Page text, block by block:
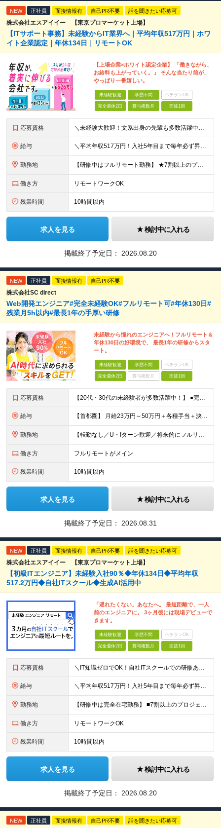
NEW 正社員 面接情報有 自己PR不要 話を聞きたい応募可
株式会社エスアイイー 【東京プロマーケット上場】
【ITサポート事務】未経験からIT業界へ｜平均年収517万円｜ホワ
イト企業認定｜年休134日｜リモートOK
【上場企業×ホワイト認定企業】 「働きながら、
お給料も上がっていく。」 そんな当たり前が、
やっぱり一番嬉しい。
未経験歓迎 学歴不問 ベテランOK
完全週休2日 賞与複数月 面接1回
応募資格 ＼未経験大歓迎！文系出身の先輩も多数活躍中／ ◆PCスキルに自信のない方も歓迎 ◆完全未経験OK ◆社会人デビューもOK ◆学歴不問 「働きながら少しずつ専門スキルを身につけたい」という意欲重視の採
給与 ＼平均年収517万円！入社5年目まで毎年必ず昇給／ ■賞与年3回 ■年収800万円以上も可 ■入社3年以上の平均年収469.2万円 月給23万2000円以上＋賞与年3回＋各種手当 ☆入社5年目まで最
勤務地 【研修中はフルリモート勤務】 ★7割以上のプロジェクトでリモートワークを導入 ★一都三県のプロジェクト先 ★転居を伴う転勤なし ＜プロジェクト先＞ 東京・神奈川・千葉・埼玉でのプロジェクト先にて勤務
働き方 リモートワークOK
残業時間 10時間以内
求人を見る 検討中に入れる
掲載終了予定日： 2026.08.20
NEW 正社員 面接情報有 自己PR不要
株式会社SC direct
Web開発エンジニア#完全未経験OK#フルリモート可#年休130日#
残業月5h以内#最長1年の手厚い研修
未経験から憧れのエンジニアへ！フルリモート＆
年休130日の好環境で、 最長1年の研修からスタ
ート。
未経験歓迎 学歴不問 ベテランOK
完全週休2日 賞与複数月 面接1回
応募資格 【20代・30代の未経験者が多数活躍中！】 ●完全未経験、第二新卒、既卒、フリーターの方大歓迎！ ●学歴・職歴・転職回数・ブランク一切不問 ※34歳までの方（若年層の長期キャリア形成を図るため） ★
給与 【首都圏】 月給23万円～50万円＋各種手当＋決算賞与 【大阪】 月給22万円～50万円＋各種手当＋決算賞与 【愛知】 月給21.5万円～50万円＋各種手当＋決算賞与 【福岡・宮城】 月給20万
勤務地 【転勤なし／U・Iターン歓迎／将来的にフルリモートOK】 本社（新宿区）、大阪支店、名古屋支店または東京都・神奈川県・千葉県・埼玉県・愛知県・大阪府・福岡県をはじめ、全国のプロジェクト先 ※ご希望を
働き方 フルリモートがメイン
残業時間 10時間以内
求人を見る 検討中に入れる
掲載終了予定日： 2026.08.31
NEW 正社員 面接情報有 自己PR不要 話を聞きたい応募可
株式会社エスアイイー 【東京プロマーケット上場】
【初級ITエンジニア】未経験入社90％◆年休134日◆平均年収
517.2万円◆自社ITスクール◆生成AI活用中
「遅れたくない」あなたへ。 最短距離で、一人
前のエンジニアに。 3ヶ月後には現場デビューで
きます。
未経験歓迎 学歴不問 ベテランOK
完全週休2日 賞与複数月 面接1回
応募資格 ＼IT知識ゼロでOK！自社ITスクールでの研修あり／ ■完全未経験OK(文系出身70％) ■第二新卒歓迎 ■学歴不問 └社会人未経験の方も歓迎します！ 5名以上の採用を予定しているので、同期と入社も
給与 ＼平均年収517万円！入社5年目まで毎年必ず昇給／ ■賞与年3回 ■年収800万円以上も可 ■入社3年以上の平均年収469.2万円 月給23万2000円以上＋賞与年3回＋各種手当 ☆入社5年目まで最
勤務地 【研修中は完全在宅勤務】 ■7割以上のプロジェクトでリモートワークを導入 ■フルリモートもあり ■一都三県のプロジェクト先 ■転居を伴う転勤なし ＜プロジェクト先＞ 東京・神奈川・千葉・埼玉でのプロ
働き方 リモートワークOK
残業時間 10時間以内
求人を見る 検討中に入れる
掲載終了予定日： 2026.08.20
NEW 正社員 面接情報有 自己PR不要 話を聞きたい応募可